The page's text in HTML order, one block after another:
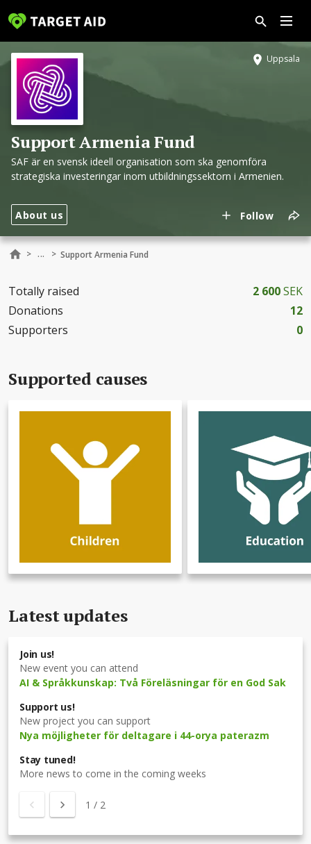
Support Armenia Fund
SAF är en svensk ideell organisation som ska genomföra
strategiska investeringar inom utbildningssektorn i Armenien.
Uppsala
About us Follow
> ... > Support Armenia Fund
Totally raised 2 600SEK
Donations
12
Supporters
0
Supported causes
Latest updates
Join us!
New event you can attend
AI & Språkkunskap: Två Föreläsningar för en God Sak
Support us!
New project you can support
Nya möjligheter för deltagare i 44-orya paterazm
Stay tuned!
More news to come in the coming weeks
1 / 2